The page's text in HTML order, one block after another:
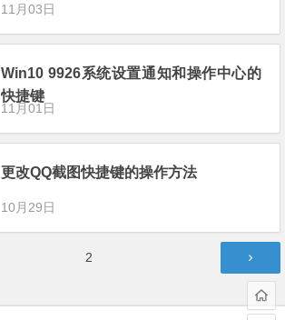
11月03日
Win10 9926系统设置通知和操作中心的
快捷键
11月01日
更改QQ截图快捷键的操作方法
10月29日
2